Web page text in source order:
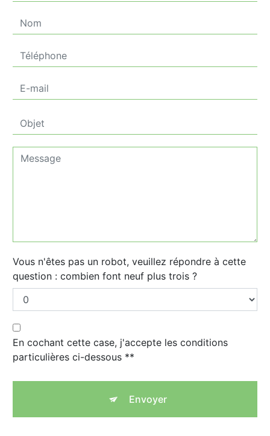
Vous n'êtes pas un robot, veuillez répondre à cette
question : combien font neuf plus trois ?
En cochant cette case, j'accepte les conditions
particulières ci-dessous **
Envoyer